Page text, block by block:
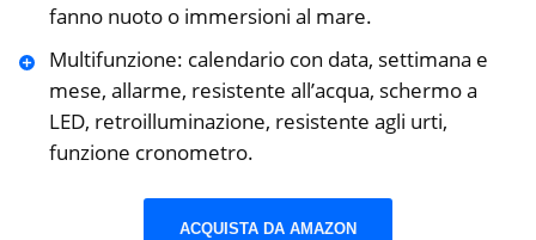
fanno nuoto o immersioni al mare.
Multifunzione: calendario con data, settimana e
mese, allarme, resistente all’acqua, schermo a
LED, retroilluminazione, resistente agli urti,
funzione cronometro.
ACQUISTA DA AMAZON